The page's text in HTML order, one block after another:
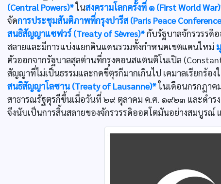
(Central Powers)*ในสงครามโลกครั้งที่ ๑ (First World
จัดการประชุมสันติภาพที่กรุงปารีส (Paris Peace
สนธิสัญญาแซฟวร์ (Treaty of Sèvres)*กับรัฐบาลจักรวรรดิ
สลายและมีการแบ่งแยกดินแดนรวมทั้งกำหนดเขตแดนใหม่
ตัวออกจากรัฐบาลสุลต่านที่กรุงคอนสแตนติโนเปิล
สัญญาที่ไม่เป็นธรรมและกดขี่ตุรกีมากเกินไป เคมาลเรียกร้
สนธิสัญญาโลซาน (Treaty of Lausanne)*ในเดือนกรกฎาค
สาธารณรัฐตุรกีขึ้นเมื่อวันที่ ๒๙ ตุลาคม ค.ศ. ๑๙๒๓ และดำ
จึงนับเป็นการสิ้นสลายของจักรวรรดิออตโตมันอย่างสมบูรณ์